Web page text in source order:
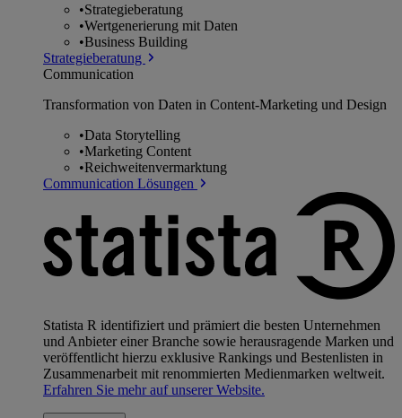
•Strategieberatung
•Wertgenerierung mit Daten
•Business Building
Strategieberatung
Communication
Transformation von Daten in Content-Marketing und Design
•Data Storytelling
•Marketing Content
•Reichweitenvermarktung
Communication Lösungen
Statista R identifiziert und prämiert die besten Unternehmen
und Anbieter einer Branche sowie herausragende Marken und
veröffentlicht hierzu exklusive Rankings und Bestenlisten in
Zusammenarbeit mit renommierten Medienmarken weltweit.
Erfahren Sie mehr auf unserer Website.